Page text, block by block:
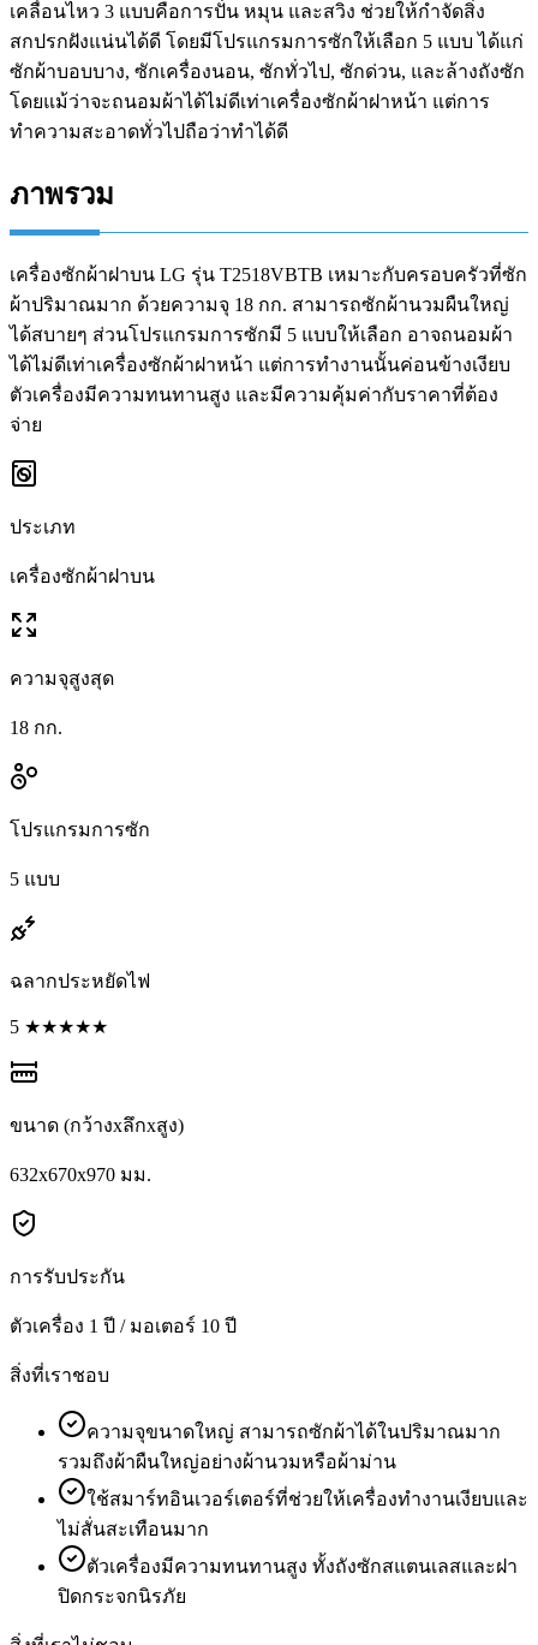
เคลื่อนไหว 3 แบบคือการปั่น หมุน และสวิง ช่วยให้กำจัดสิ่ง
สกปรกฝังแน่นได้ดี โดยมีโปรแกรมการซักให้เลือก 5 แบบ ได้แก่
ซักผ้าบอบบาง, ซักเครื่องนอน, ซักทั่วไป, ซักด่วน, และล้างถังซัก
โดยแม้ว่าจะถนอมผ้าได้ไม่ดีเท่าเครื่องซักผ้าฝาหน้า แต่การ
ทำความสะอาดทั่วไปถือว่าทำได้ดี
ภาพรวม
เครื่องซักผ้าฝาบน LG รุ่น T2518VBTB เหมาะกับครอบครัวที่ซัก
ผ้าปริมาณมาก ด้วยความจุ 18 กก. สามารถซักผ้านวมผืนใหญ่
ได้สบายๆ ส่วนโปรแกรมการซักมี 5 แบบให้เลือก อาจถนอมผ้า
ได้ไม่ดีเท่าเครื่องซักผ้าฝาหน้า แต่การทำงานนั้นค่อนข้างเงียบ
ตัวเครื่องมีความทนทานสูง และมีความคุ้มค่ากับราคาที่ต้อง
จ่าย
ประเภท
เครื่องซักผ้าฝาบน
ความจุสูงสุด
18 กก.
โปรแกรมการซัก
5 แบบ
ฉลากประหยัดไฟ
5 ★★★★★
ขนาด (กว้างxลึกxสูง)
632x670x970 มม.
การรับประกัน
ตัวเครื่อง 1 ปี / มอเตอร์ 10 ปี
สิ่งที่เราชอบ
ความจุขนาดใหญ่ สามารถซักผ้าได้ในปริมาณมาก
รวมถึงผ้าผืนใหญ่อย่างผ้านวมหรือผ้าม่าน
ใช้สมาร์ทอินเวอร์เตอร์ที่ช่วยให้เครื่องทำงานเงียบและ
ไม่สั่นสะเทือนมาก
ตัวเครื่องมีความทนทานสูง ทั้งถังซักสแตนเลสและฝา
ปิดกระจกนิรภัย